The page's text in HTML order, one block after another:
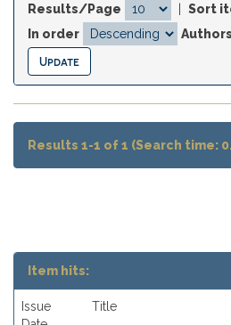
Results/Page
Sort
In order
Results 1-1 of 1 (Search time:
Item hits:
Issue
Title